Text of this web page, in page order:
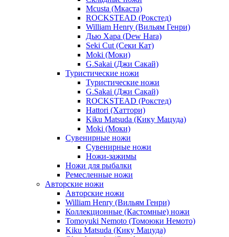
Mcusta (Мкаста)
ROCKSTEAD (Рокстед)
William Henry (Вильям Генри)
Дью Хара (Dew Hara)
Seki Cut (Секи Кат)
Moki (Моки)
G.Sakai (Джи Сакай)
Туристические ножи
Туристические ножи
G.Sakai (Джи Сакай)
ROCKSTEAD (Рокстед)
Hattori (Хаттори)
Kiku Matsuda (Кику Мацуда)
Moki (Моки)
Сувенирные ножи
Сувенирные ножи
Ножи-зажимы
Ножи для рыбалки
Ремесленные ножи
Авторские ножи
Авторские ножи
William Henry (Вильям Генри)
Коллекционные (Кастомные) ножи
Tomoyuki Nemoto (Томоюки Немото)
Kiku Matsuda (Кику Мацуда)